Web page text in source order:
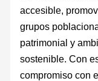
accesible,
grupos
patrimonial y
sostenible. Con
compromiso con